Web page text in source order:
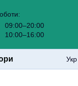
09:00–20:00
10:00–16:00
Укр